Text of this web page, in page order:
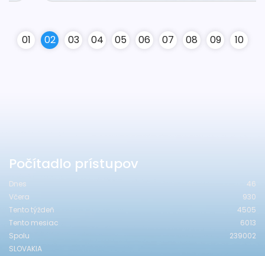
01 02 03 04 05 06 07 08 09 10
Počítadlo prístupov
Dnes
46
Včera
930
Tento týždeň
4505
Tento mesiac
6013
Spolu
239002
SLOVAKIA